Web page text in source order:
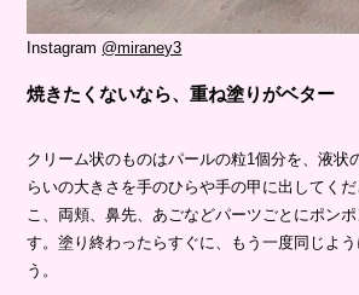
Instagram @miraney3
焼きたくないなら、重ね塗りがベター
クリーム状のものはパールの粒1個分を、液状
らいの大きさを手のひらや手の甲に出してく
こ、両頬、鼻先、あごなどパーツごとにポン
す。塗り終わったらすぐに、もう一度同じよ
う。